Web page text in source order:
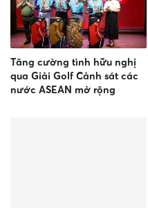
Tăng cường tình hữu nghị
qua Giải Golf Cảnh sát các
nước ASEAN mở rộng